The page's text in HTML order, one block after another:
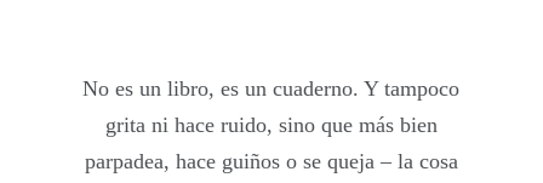
No es un libro, es un cuaderno. Y tampoco
grita ni hace ruido, sino que más bien
parpadea, hace guiños o se queja – la cosa